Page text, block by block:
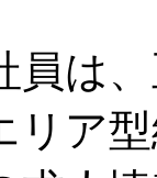
員は
リア